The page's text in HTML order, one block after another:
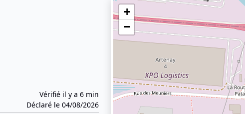
Vérifié il y a 6 min
Déclaré le 04/08/2026
+
−